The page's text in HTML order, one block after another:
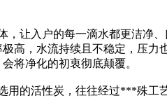
让入户的每一滴水都更洁净
高，水流持续且不稳定，压力
将净化的初衷彻底颠覆。
的活性炭，往往经过***殊工